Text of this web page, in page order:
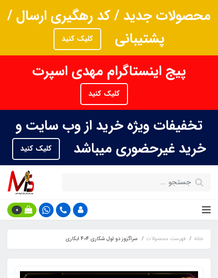
محصولات جدید / کد رهگیری ارسال /
پشتیبانی
کلیک کنید
پیج اینستاگرام مهدی اسپرت
کلیک کنید
تخفیفات ویژه خرید از وب سایت و
خرید غیرحضوری میباشد
کلیک کنید
0
خانه فهرست محصولات سراگزوز دو لول شکاری 404 ابکاری